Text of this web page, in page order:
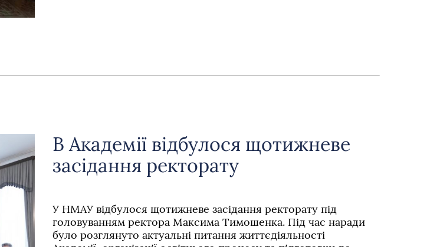
В Академії відбулося щотижневе
засідання ректорату
У НМАУ відбулося щотижневе засідання ректорату під
головуванням ректора Максима Тимошенка. Під час наради
було розглянуто актуальні питання життєдіяльності